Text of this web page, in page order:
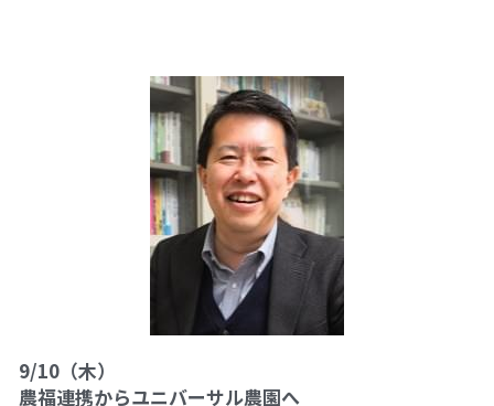
9/10（木）
農福連携からユニバーサル農園へ